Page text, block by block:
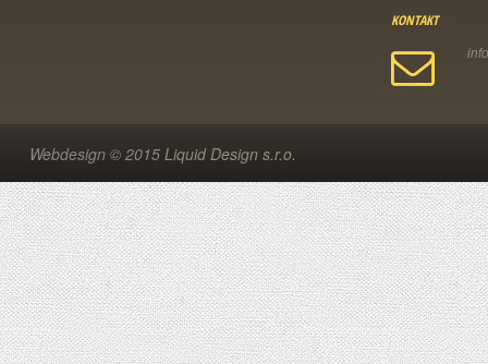
KONTAKT
Webdesign © 2015 Liquid Design s.r.o.